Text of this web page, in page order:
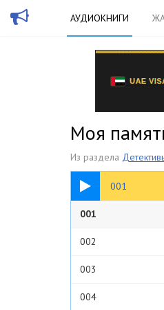
АУДИОКНИГИ
Моя
Из раздела
001
04:59
001
002
003
004